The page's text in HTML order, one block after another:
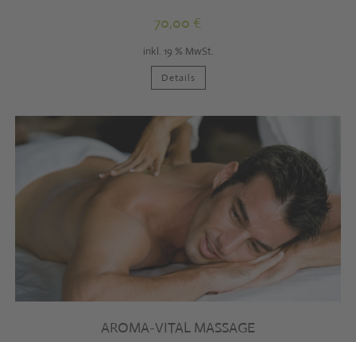
70,00 €
inkl. 19 % MwSt.
Details
AROMA-VITAL MASSAGE